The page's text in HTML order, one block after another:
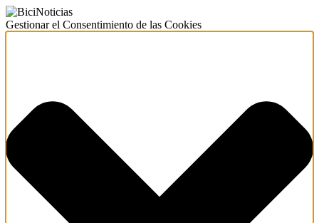
Gestionar el Consentimiento de las Cookies